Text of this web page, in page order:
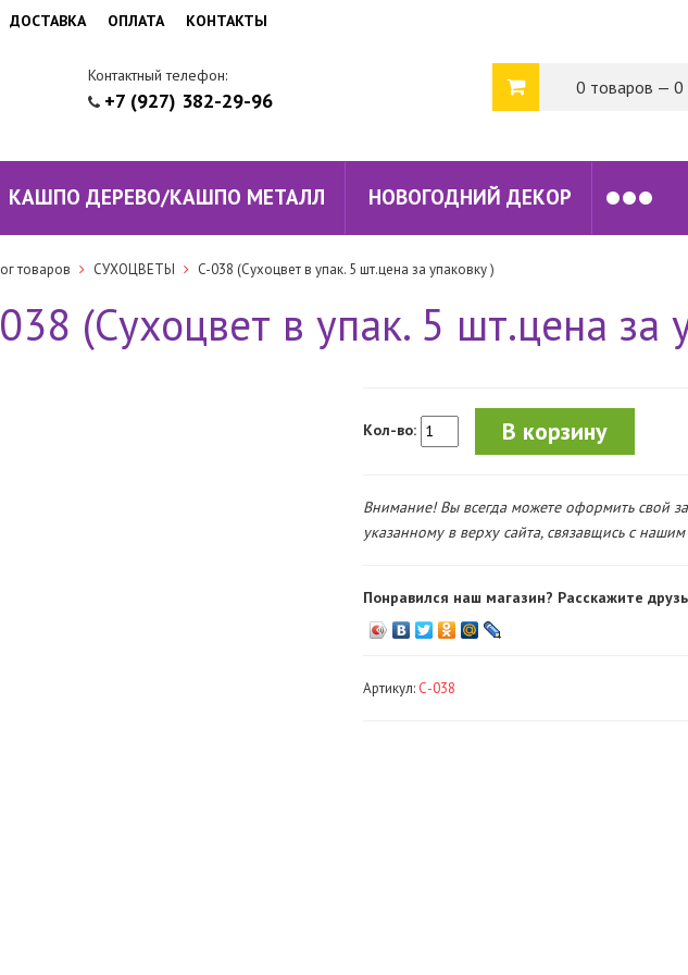
ДОСТАВКА ОПЛАТА КОНТАКТЫ
Контактный телефон:
+7 (927) 382-29-96
0 товаров — 0
КАШПО ДЕРЕВО/КАШПО МЕТАЛЛ НОВОГОДНИЙ ДЕКОР
товаров СУХОЦВЕТЫ C-038 (Cухоцвет в упак. 5 шт.цена за упаковку )
(Cухоцвет в упак. 5 шт.цена за
Кол-во: В корзину
Внимание! Вы всегда можете оформить свой
указанному в верху сайта, связавщись с
Понравился наш магазин? Расскажите
Артикул: С-038